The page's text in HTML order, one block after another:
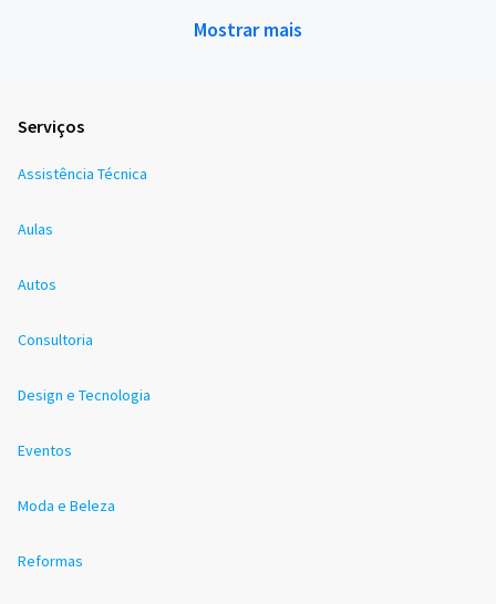
Mostrar mais
Serviços
Assistência Técnica
Aulas
Autos
Consultoria
Design e Tecnologia
Eventos
Moda e Beleza
Reformas